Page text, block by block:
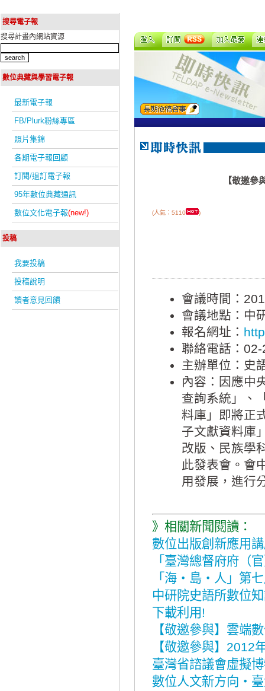
搜尋電子報
搜尋計畫內網站資源
數位典藏與學習電子報
最新電子報
FB/Plurk粉絲專區
照片集錦
各期電子報回顧
訂閱/退訂電子報
95年數位典藏通訊
數位文化電子報(new!)
投稿
我要投稿
投稿說明
讀者意見回饋
【敬邀
(人氣：5110 )
會議時間：
會議地點：中
報名網址：
聯絡電話：
主辦單位：史
內容：因應中
查詢系統」、
料庫」即將正
子文獻資料庫
改版、民族學
此發表會。會
用發展，進行
》相關新聞閱讀：
數位出版創新應用
「臺灣總督府府（
「海‧島‧人」第
中研院史語所數位
下載利用!
【敬邀參與】雲端
【敬邀參與】2012
臺灣省諮議會虛擬
數位人文新方向‧